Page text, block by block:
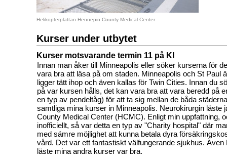
Helikopterplattan Hennepin County Medical Center
Kurser under utbytet
Kurser motsvarande termin 11 på KI
Innan man åker till Minneapolis eller söker kurserna för
vara bra att läsa på om staden. Minneapolis och St Paul
ligger tätt ihop och även kallas för Twin Cities. Innan du
på var kursen hålls, det kan vara bra att vara beredd på
en typ av pendeltåg) för att ta sig mellan de båda
samtliga mina kurser in Minneapolis. Neurokirurgin läste
County Medical Center (HCMC). Enligt min uppfattning,
inofficiellt, så var detta en typ av "Charity hospital" där
med sämre möjlighet att kunna betala dyra
vård. Det var ett fantastiskt välfungerande sjukhus. Även
läste mina andra kurser var bra.